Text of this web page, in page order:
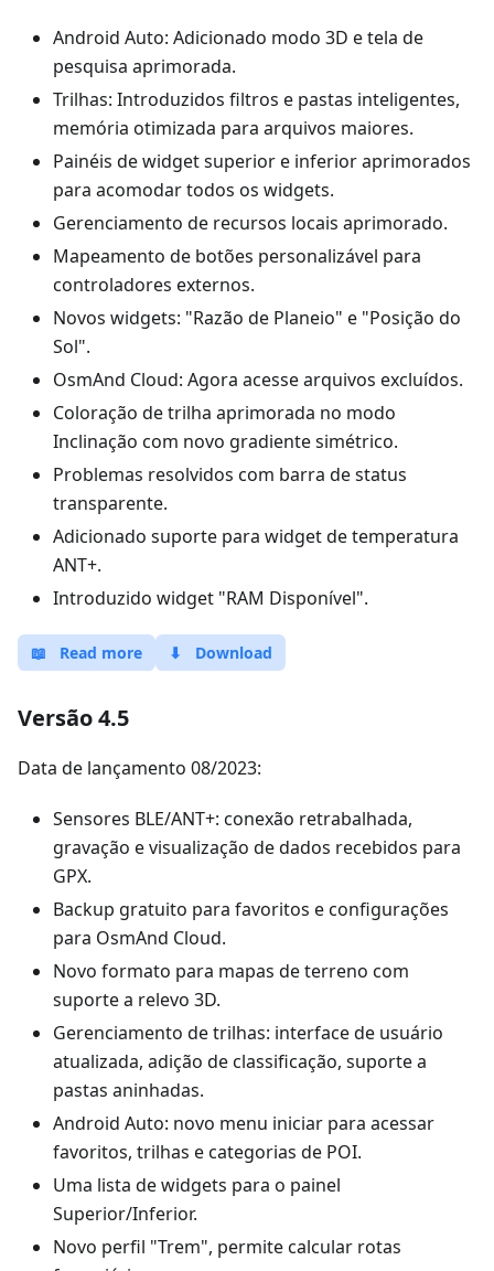
Android Auto: Adicionado modo 3D e tela de
pesquisa aprimorada.
Trilhas: Introduzidos filtros e pastas inteligentes,
memória otimizada para arquivos maiores.
Painéis de widget superior e inferior aprimorados
para acomodar todos os widgets.
Gerenciamento de recursos locais aprimorado.
Mapeamento de botões personalizável para
controladores externos.
Novos widgets: "Razão de Planeio" e "Posição do
Sol".
OsmAnd Cloud: Agora acesse arquivos excluídos.
Coloração de trilha aprimorada no modo
Inclinação com novo gradiente simétrico.
Problemas resolvidos com barra de status
transparente.
Adicionado suporte para widget de temperatura
ANT+.
Introduzido widget "RAM Disponível".
📖 Read more ⬇ Download
Versão 4.5
Data de lançamento 08/2023:
Sensores BLE/ANT+: conexão retrabalhada,
gravação e visualização de dados recebidos para
GPX.
Backup gratuito para favoritos e configurações
para OsmAnd Cloud.
Novo formato para mapas de terreno com
suporte a relevo 3D.
Gerenciamento de trilhas: interface de usuário
atualizada, adição de classificação, suporte a
pastas aninhadas.
Android Auto: novo menu iniciar para acessar
favoritos, trilhas e categorias de POI.
Uma lista de widgets para o painel
Superior/Inferior.
Novo perfil "Trem", permite calcular rotas